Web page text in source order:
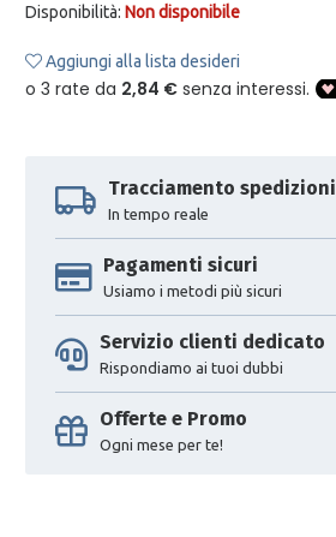
Disponibilità: Non disponibile
Aggiungi alla lista desideri
Tracciamento spedizioni
In tempo reale
Pagamenti sicuri
Usiamo i metodi più sicuri
Servizio clienti dedicato
Rispondiamo ai tuoi dubbi
Offerte e Promo
Ogni mese per te!